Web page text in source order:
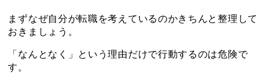
まずなぜ自分が転職を考えているのかきちんと整理して
おきましょう。
「なんとなく」という理由だけで行動するのは危険で
す。